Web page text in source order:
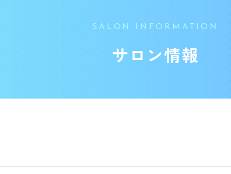
SALON INFORMATION
サロン情報